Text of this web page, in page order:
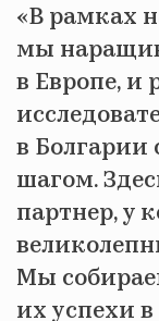
«В рамках
мы
в Европе, и
в Болгарии
шагом.
партнер, у
Мы
их успехи